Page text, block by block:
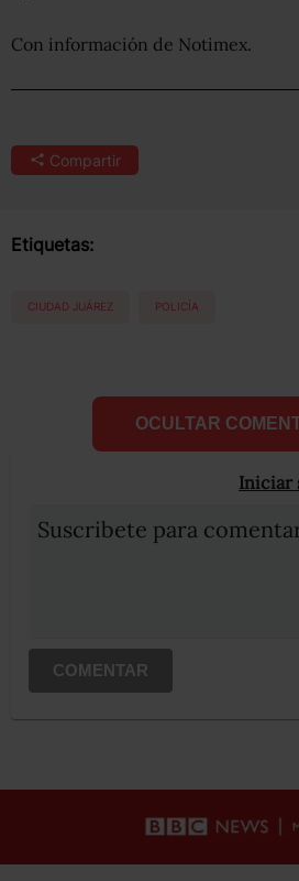
Con información de Notimex.
Compartir
Etiquetas:
CIUDAD JUÁREZ POLICÍA
OCULTAR
Iniciar
Suscribete para
COMENTAR